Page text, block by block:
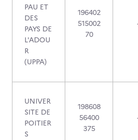
PAU ET
DES
PAYS DE
L'ADOU
R
(UPPA)
196402
515002
70
UNIVER
SITE DE
POITIER
S
198608
56400
375